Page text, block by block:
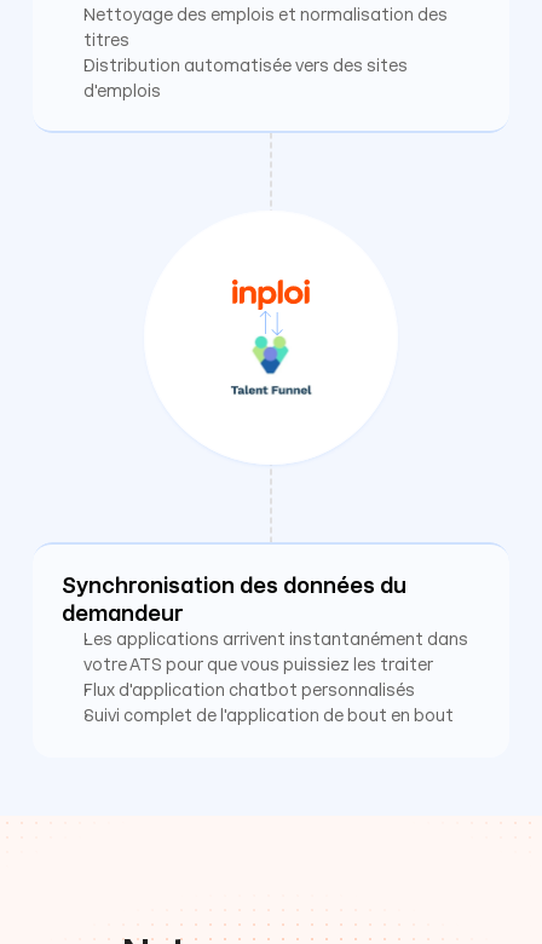
Nettoyage des emplois et normalisation des
titres
Distribution automatisée vers des sites
d'emplois
Synchronisation des données du
demandeur
Les applications arrivent instantanément dans
votre ATS pour que vous puissiez les traiter
Flux d'application chatbot personnalisés
Suivi complet de l'application de bout en bout
Notre équipe d'intégration travaillera avec
vous et votre contact Talent Funnel pour
définir votre intégration et élaborer un plan
d'intégration personnalisé. Nous gérerons
ensuite entièrement la mise en œuvre et les
contact Talent Funnel pour discuter de vos